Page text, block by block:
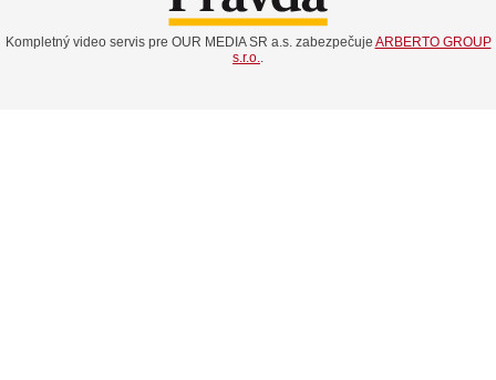
Kompletný video servis pre OUR MEDIA SR a.s. zabezpečuje ARBERTO GROUP
s.r.o..